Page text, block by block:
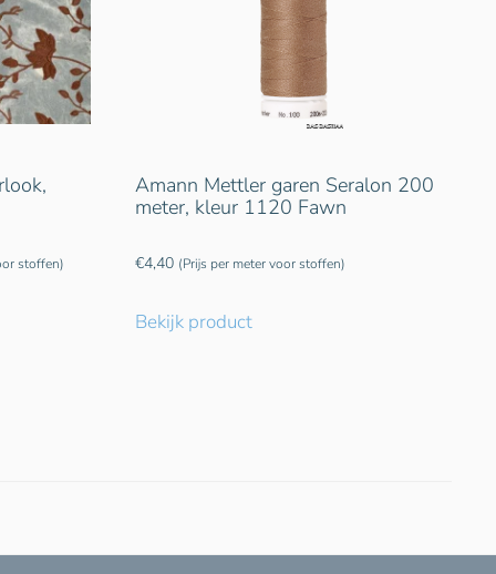
stoffen)
Amann Mettler garen Seralon 200
meter, kleur 1120 Fawn
€4,40 (Prijs per meter voor stoffen)
Bekijk product